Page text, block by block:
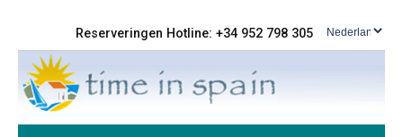
Reserveringen Hotline: +34 952 798 305